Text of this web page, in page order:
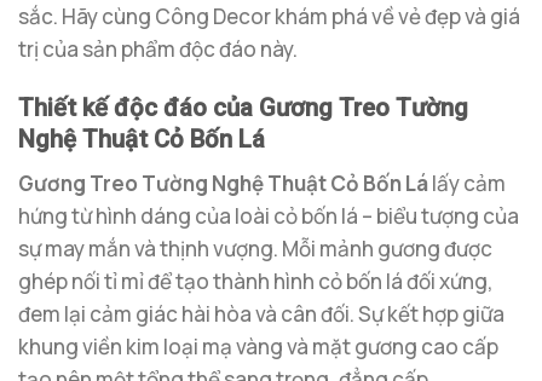
sắc. Hãy cùng Công Decor khám phá về vẻ đẹp và giá
trị của sản phẩm độc đáo này.
Thiết kế độc đáo của Gương Treo Tường
Nghệ Thuật Cỏ Bốn Lá
Gương Treo Tường Nghệ Thuật Cỏ Bốn Lálấy cảm
hứng từ hình dáng của loài cỏ bốn lá – biểu tượng của
sự may mắn và thịnh vượng. Mỗi mảnh gương được
ghép nối tỉ mỉ để tạo thành hình cỏ bốn lá đối xứng,
đem lại cảm giác hài hòa và cân đối. Sự kết hợp giữa
khung viền kim loại mạ vàng và mặt gương cao cấp